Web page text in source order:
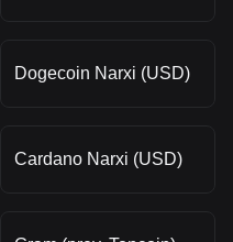
Dogecoin Narxi (USD)
Cardano Narxi (USD)